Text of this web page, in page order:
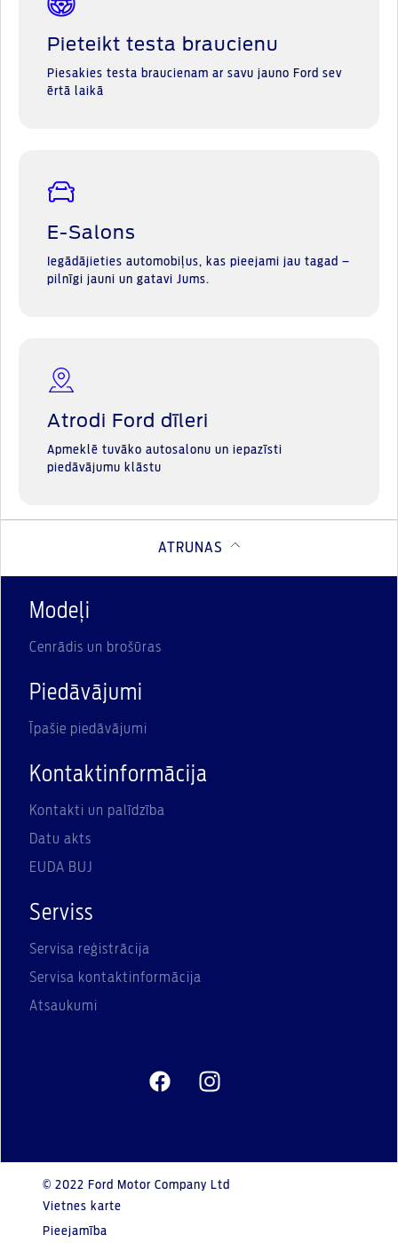
Pieteikt testa braucienu
Piesakies testa braucienam ar savu jauno Ford sev
ērtā laikā
E-Salons
Iegādājieties automobiļus, kas pieejami jau tagad –
pilnīgi jauni un gatavi Jums.
Atrodi Ford dīleri
Apmeklē tuvāko autosalonu un iepazīsti
piedāvājumu klāstu
ATRUNAS
Modeļi
Cenrādis un brošūras
Piedāvājumi
Īpašie piedāvājumi
Kontaktinformācija
Kontakti un palīdzība
Datu akts
EUDA BUJ
Serviss
Servisa reģistrācija
Servisa kontaktinformācija
Atsaukumi
© 2022 Ford Motor Company Ltd
Vietnes karte
Pieejamība